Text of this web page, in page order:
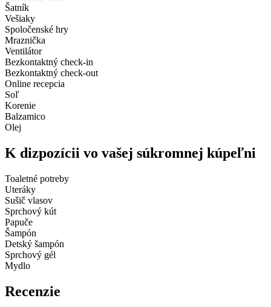
Šatník
Vešiaky
Spoločenské hry
Mraznička
Ventilátor
Bezkontaktný check-in
Bezkontaktný check-out
Online recepcia
Soľ
Korenie
Balzamico
Olej
K dizpozícii vo vašej súkromnej kúpeľni
Toaletné potreby
Uteráky
Sušič vlasov
Sprchový kút
Papuče
Šampón
Detský šampón
Sprchový gél
Mydlo
Recenzie